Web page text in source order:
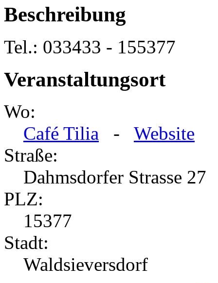
Beschreibung
Tel.: 033433 - 155377
Veranstaltungsort
Wo:
Café Tilia - Website
Straße:
Dahmsdorfer Strasse 27
PLZ:
15377
Stadt:
Waldsieversdorf